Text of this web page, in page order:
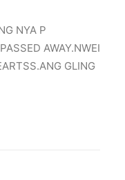
NYA P
AWAY.NWEI
GLING